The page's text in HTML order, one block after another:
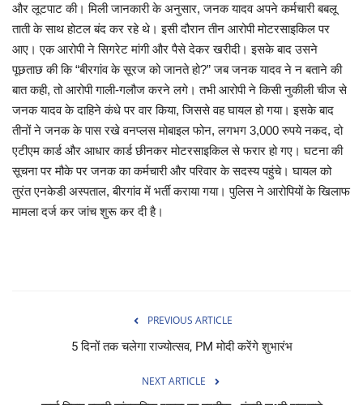
वीडियो
ज्योतिष
संस्कृति मंच
और लूटपाट की। मिली जानकारी के अनुसार, जनक यादव अपने कर्मचारी बबलू
ताती के साथ होटल बंद कर रहे थे। इसी दौरान तीन आरोपी मोटरसाइकिल पर
आए। एक आरोपी ने सिगरेट मांगी और पैसे देकर खरीदी। इसके बाद उसने
पूछताछ की कि “बीरगांव के सूरज को जानते हो?” जब जनक यादव ने न बताने की
बात कही, तो आरोपी गाली-गलौज करने लगे। तभी आरोपी ने किसी नुकीली चीज से
जनक यादव के दाहिने कंधे पर वार किया, जिससे वह घायल हो गया। इसके बाद
तीनों ने जनक के पास रखे वनप्लस मोबाइल फोन, लगभग 3,000 रुपये नकद, दो
एटीएम कार्ड और आधार कार्ड छीनकर मोटरसाइकिल से फरार हो गए। घटना की
सूचना पर मौके पर जनक का कर्मचारी और परिवार के सदस्य पहुंचे। घायल को
तुरंत एनकेडी अस्पताल, बीरगांव में भर्ती कराया गया। पुलिस ने आरोपियों के खिलाफ
मामला दर्ज कर जांच शुरू कर दी है।
PREVIOUS ARTICLE
5 दिनों तक चलेगा राज्योत्सव, PM मोदी करेंगे शुभारंभ
NEXT ARTICLE